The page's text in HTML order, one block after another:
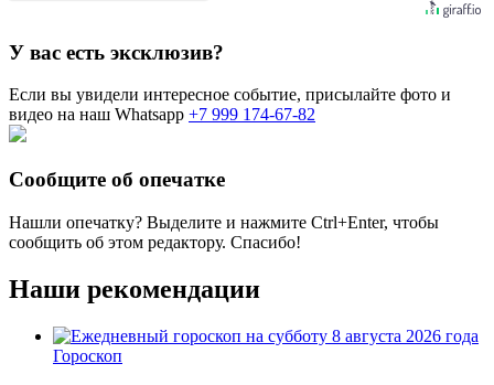
У вас есть эксклюзив?
Если вы увидели интересное событие, присылайте фото и
видео на наш Whatsapp +7 999 174-67-82
Сообщите об опечатке
Нашли опечатку? Выделите и нажмите Ctrl+Enter, чтобы
сообщить об этом редактору. Спасибо!
Наши рекомендации
Гороскоп